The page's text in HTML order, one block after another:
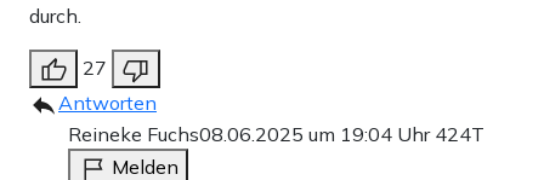
durch.
27
Antworten
Reineke Fuchs08.06.2025 um 19:04 Uhr 424T
Melden